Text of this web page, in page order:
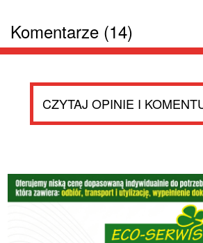
Komentarze (14)
CZYTAJ OPINIE I